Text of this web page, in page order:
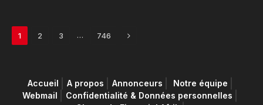
1 2 3 … 746 Next
Accueil A propos Annonceurs
Notre équipe
Webmail
Confidentialité & Données personnelles